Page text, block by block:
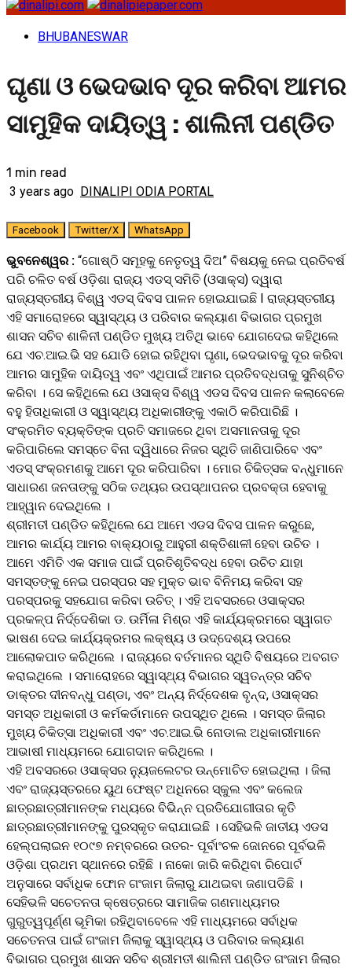
BHUBANESWAR
ଘୃଣା ଓ ଭେଦଭାବ ଦୂର କରିବା ଆମର
ସାମୁହିକ ଦାୟିତ୍ୱ : ଶାଲିନୀ ପଣ୍ଡିତ
1 min read
3 years ago DINALIPI ODIA PORTAL
Facebook Twitter/X WhatsApp
ଭୁବନେଶ୍ୱର : “ଗୋଷ୍ଠି ସମୂହକୁ ନେତୃତ୍ୱ ଦିଅ” ବିଷୟକୁ ନେଇ ପ୍ରତିବର୍ଷ
ପରି ଚଳିତ ବର୍ଷ ଓଡ଼ିଶା ରାଜ୍ୟ ଏଡସ୍‌ ସମିତି (ଓସାକ୍ସ) ଦ୍ୱାରା
ରାଜ୍ୟସ୍ତରୀୟ ବିଶ୍ୱ ଏଡସ୍ ଦିବସ ପାଳନ ହୋଇଯାଇଛି I ରାଜ୍ୟସ୍ତରୀୟ
ଏହି ସମାରୋହରେ ସ୍ୱାସ୍ଥ୍ୟ ଓ ପରିବାର କଲ୍ୟାଣ ବିଭାଗର ପ୍ରମୁଖ
ଶାସନ ସଚିବ ଶାଳିନୀ ପଣ୍ଡିତ ମୁଖ୍ୟ ଅତିଥି ଭାବେ ଯୋଗଦେଇ କହିଥିଲେ
ଯେ ଏଚ.ଆଇ.ଭି ସହ ଯୋଡି ହୋଇ ରହିଥିବା ଘୃଣା, ଭେଦଭାବକୁ ଦୂର କରିବା
ଆମର ସାମୁହିକ ଦାୟିତ୍ୱ ଏବଂ ଏଥିପାଇଁ ଆମର ପ୍ରତିବଦ୍ଧତାକୁ ସୁନିଶ୍ଚିତ
କରିବା । ସେ କହିଥିଲେ ଯେ ଓସାକ୍ସ ବିଶ୍ୱ ଏଡସ ଦିବସ ପାଳନ କଲାବେଳେ
ବହୁ ହିତାଧିକାରୀ ଓ ସ୍ୱାସ୍ଥ୍ୟ ଅଧିକାରୀଙ୍କୁ ଏକାଠି କରିପାରିଛି ।
ସଂକ୍ରମିତ ବ୍ୟକ୍ତିଙ୍କ ପ୍ରତି ସମାଜରେ ଥିବା ଅସମାନତାକୁ ଦୂର
କରିପାରିଲେ ସମସ୍ତେ ବିନା ଦ୍ୱିଧାରେ ନିଜର ସ୍ଥିତି ଜାଣିପାରିବେ ଏବଂ
ଏଡସ୍ ସଂକ୍ରମଣକୁ ଆମେ ଦୂର କରିପାରିବା । ମୋର ଚିକିତ୍ସକ ବନ୍ଧୁମାନେ
ସାଧାରଣ ଜନତାଙ୍କୁ ସଠିକ ତଥ୍ୟର ଉପସ୍ଥାପନର ପ୍ରବକ୍ତା ହେବାକୁ
ଆହ୍ୱାନ ଦେଇଥିଲେ ।
ଶ୍ରୀମତୀ ପଣ୍ଡିତ କହିଥିଲେ ଯେ ଆମେ ଏଡସ ଦିବସ ପାଳନ କରୁଛେ,
ଆମର କାର୍ଯ୍ୟ ଆମର ବାକ୍ୟଠାରୁ ଆହୁରୀ ଶକ୍ତିଶାଳୀ ହେବା ଉଚିତ ।
ଆମେ ଏମିତି ଏକ ସମାଜ ପାଇଁ ପ୍ରତିଶୃତିବଦ୍ଧ ହେବା ଉଚିତ ଯାହା
ସମସ୍ତଙ୍କୁ ନେଇ ପରସ୍ପର ସହ ମୁକ୍ତ ଭାବ ବିନିମୟ କରିବା ସହ
ପରସ୍ପରକୁ ସହଯୋଗ କରିବା ଉଚିତ୍ । ଏହି ଅବସରରେ ଓସାକ୍ସର
ପ୍ରକଳ୍ପ ନିର୍ଦ୍ଦେଶିକା ଡ. ଉର୍ମିଳା ମିଶ୍ର ଏହି କାର୍ଯ୍ୟକ୍ରମରେ ସ୍ୱାଗତ
ଭାଷଣ ଦେଇ କାର୍ଯ୍ୟକ୍ରମର ଲକ୍ଷ୍ୟ ଓ ଉଦ୍ଦେଶ୍ୟ ଉପରେ
ଆଲୋକପାତ କରିଥିଲେ । ରାଜ୍ୟରେ ବର୍ତମାନର ସ୍ଥିତି ବିଷୟରେ ଅବଗତ
କରାଇଥିଲେ । ସମାରୋହରେ ସ୍ୱାସ୍ଥ୍ୟ ବିଭାଗର ସ୍ୱତନ୍ତ୍ର ସଚିବ
ଡାକ୍ତର ଦୀନବନ୍ଧୁ ପଣ୍ଡା, ଏବଂ ଅନ୍ୟ ନିର୍ଦ୍ଦେଶକ ବୃନ୍ଦ, ଓସାକ୍ସର
ସମସ୍ତ ଅଧିକାରୀ ଓ କର୍ମକର୍ତାମାନେ ଉପସ୍ଥିତ ଥିଲେ । ସମସ୍ତ ଜିଲାର
ମୁଖ୍ୟ ଚିକିତ୍ସା ଅଧିକାରୀ ଏବଂ ଏଚ.ଆଇ.ଭି ନୋଡାଲ ଅଧିକାରୀମାନେ
ଆଭାଷୀ ମାଧ୍ୟମରେ ଯୋଗଦାନ କରିଥିଲେ ।
ଏହି ଅବସରରେ ଓସାକ୍ସର ନ୍ୟୁଜଲେଟର ଉନ୍ମୋଚିତ ହୋଇଥିଲା । ଜିଲା
ଏବଂ ରାଜ୍ୟସ୍ତରରେ ୟୁଥ ଫେଷ୍ଟ ଅଧିନରେ ସ୍କୁଲ ଏବଂ କଲେଜ
ଛାତ୍ରଛାତ୍ରୀମାନଙ୍କ ମଧ୍ୟରେ ବିଭିନ୍ନ ପ୍ରତିଯୋଗୀତାର କୃତି
ଛାତ୍ରଛାତ୍ରୀମାନଙ୍କୁ ପୁରସ୍କୃତ କରାଯାଇଛି । ସେହିଭଳି ଜାତୀୟ ଏଡସ
ହେଲ୍ପଲାଇନ ୧୦୯୭ ନମ୍ବରରେ ଉତର- ପୂର୍ବାଂଚଳ ଜୋନରେ ପୂର୍ବଭଳି
ଓଡ଼ିଶା ପ୍ରଥମ ସ୍ଥାନରେ ରହିଛି । ନାକୋ ଜାରି କରିଥିବା ରିପୋର୍ଟ
ଅନୁସାରେ ସର୍ବାଧିକ ଫୋନ ଗଂଜାମ ଜିଲାରୁ ଯାଥଇବା ଜଣାପଡିଛି ।
ସେହିଭଳି ସଚେତନତା କ୍ଷେତ୍ରରେ ସାମାଜିକ ଗଣମାଧ୍ୟମର
ଗୁରୁତ୍ୱପୂର୍ଣ୍ଣ ଭୂମିକା ରହିଥିବାବେଳେ ଏହି ମାଧ୍ୟମରେ ସର୍ବାଧିକ
ସଚେତନତା ପାଇଁ ଗଂଜାମ ଜିଲାକୁ ସ୍ୱାସ୍ଥ୍ୟ ଓ ପରିବାର କଲ୍ୟାଣ
ବିଭାଗର ପ୍ରମୁଖ ଶାସନ ସଚିବ ଶ୍ରୀମତୀ ଶାଲିନୀ ପଣ୍ଡିତ ଗଂଜାମ ଜିଲାର